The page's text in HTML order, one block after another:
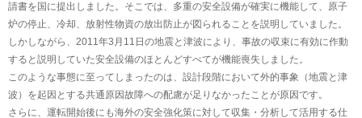
請書を国に提出しました。そこでは、多重の安全設備が確実に機能して、原子
炉の停止、冷却、放射性物資の放出防止が図られることを説明していました。
しかしながら、2011年3月11日の地震と津波により、事故の収束に有効に作動
すると説明していた安全設備のほとんどすべてが機能喪失しました。
このような事態に至ってしまったのは、設計段階において外的事象（地震と津
波）を起因とする共通原因故障への配慮が足りなかったことが原因です。
さらに、運転開始後にも海外の安全強化策に対して収集・分析して活用する仕